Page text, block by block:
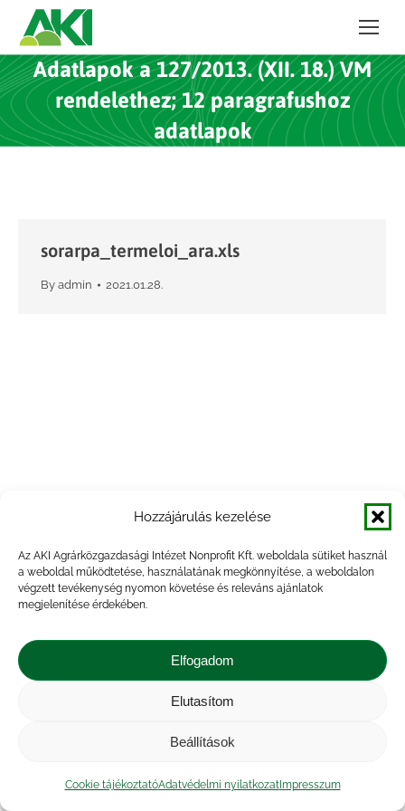
Hozzájárulás kezelése
Az AKI Agrárközgazdasági Intézet Nonprofit Kft. weboldala sütiket használ
a weboldal működtetése, használatának megkönnyítése, a weboldalon
végzett tevékenység nyomon követése és releváns ajánlatok
megjelenítése érdekében.
Elfogadom
Elutasítom
Beállítások
Cookie tájékoztatóAdatvédelmi nyilatkozatImpresszum
Adatlapok a 127/2013. (XII. 18.) VM
rendelethez; 12 paragrafushoz
adatlapok
sorarpa_termeloi_ara.xls
By admin 2021.01.28.